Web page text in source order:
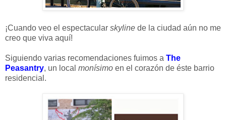
¡Cuando veo el espectacular skyline de la ciudad aún no me
creo que viva aquí!
Siguiendo varias recomendaciones fuimos a The
Peasantry, un local monísimo en el corazón de éste barrio
residencial.